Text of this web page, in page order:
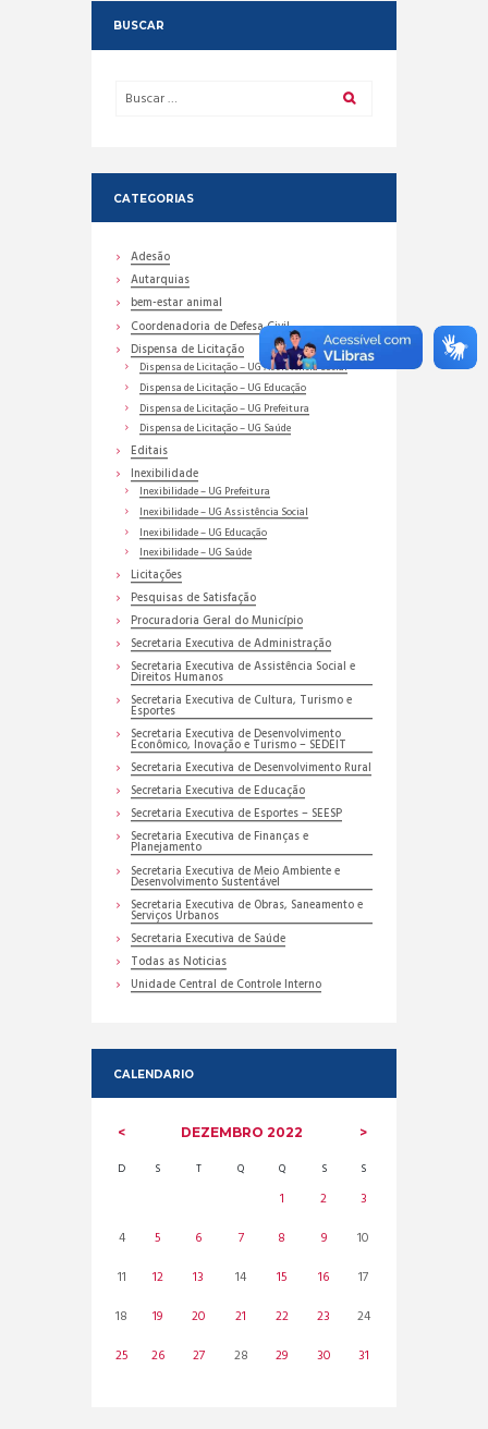
BUSCAR
CATEGORIAS
Adesão
Autarquias
bem-estar animal
Coordenadoria de Defesa Civil
Dispensa de Licitação
Dispensa de Licitação – UG Assistência Social
Dispensa de Licitação – UG Educação
Dispensa de Licitação – UG Prefeitura
Dispensa de Licitação – UG Saúde
Editais
Inexibilidade
Inexibilidade – UG Prefeitura
Inexibilidade – UG Assistência Social
Inexibilidade – UG Educação
Inexibilidade – UG Saúde
Licitações
Pesquisas de Satisfação
Procuradoria Geral do Município
Secretaria Executiva de Administração
Secretaria Executiva de Assistência Social e
Direitos Humanos
Secretaria Executiva de Cultura, Turismo e
Esportes
Secretaria Executiva de Desenvolvimento
Econômico, Inovação e Turismo – SEDEIT
Secretaria Executiva de Desenvolvimento Rural
Secretaria Executiva de Educação
Secretaria Executiva de Esportes – SEESP
Secretaria Executiva de Finanças e
Planejamento
Secretaria Executiva de Meio Ambiente e
Desenvolvimento Sustentável
Secretaria Executiva de Obras, Saneamento e
Serviços Urbanos
Secretaria Executiva de Saúde
Todas as Noticias
Unidade Central de Controle Interno
CALENDARIO
DEZEMBRO2022
D S T Q Q S S
1 2
3
4
5 6 7 8 9
10
11
12 13 14 15 16
17
18
19 20 21 22 23
24
25
26 27 28 29 30 31